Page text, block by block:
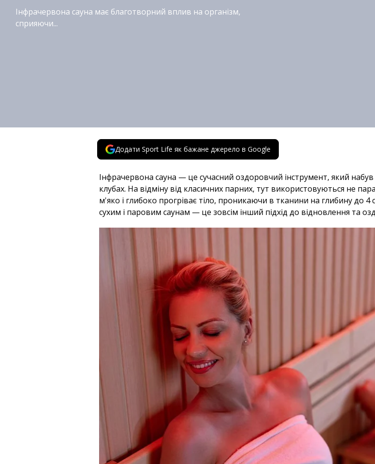
Інфрачервона сауна має благотворний вплив на організм,
сприяючи...
Додати Sport Life як бажане джерело в Google
Інфрачервона сауна — це сучасний оздоровчий інструмент, який
клубах. На відміну від класичних парних, тут використовуються не
м'яко і глибоко прогріває тіло, проникаючи в тканини на глибину до
сухим і паровим саунам — це зовсім інший підхід до відновлення та